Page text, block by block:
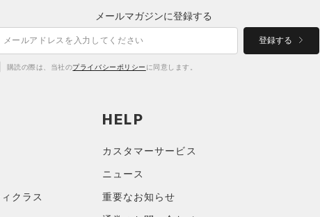
メールマガジンに登録する
登録する
購読の際は、当社のプライバシーポリシー に同意します。
クラス
HELP
カスタマーサービス
ニュース
重要なお知らせ